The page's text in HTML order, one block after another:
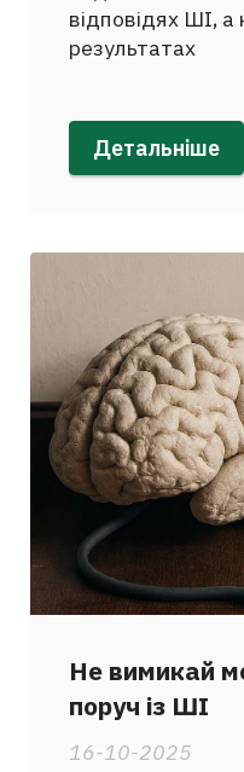
відповідях ШІ,
результатах
Детальніше
Не вимикай
поруч із ШІ
16-10-2025